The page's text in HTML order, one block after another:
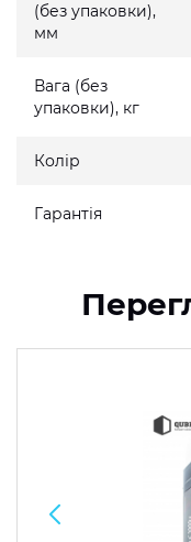
(без упаковки),
мм
Вага (без
упаковки), кг
Колір
Гарантія